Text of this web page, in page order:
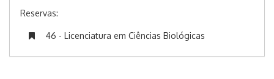
Reservas:
46 - Licenciatura em Ciências Biológicas